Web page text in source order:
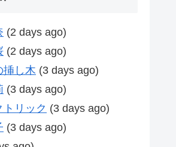
(2 days ago)
(2 days ago)
挿し木 (3 days ago)
(3 days ago)
トリック (3 days ago)
(3 days ago)